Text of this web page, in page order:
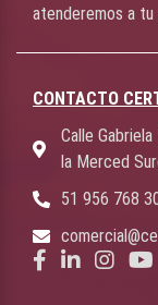
atenderemos a tu
CONTACTO
Calle
la Merced
51 956 768